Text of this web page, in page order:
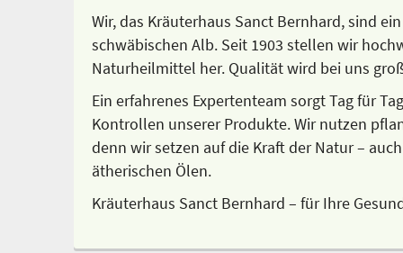
Wir, das Kräuterhaus Sanct Bernhard, sind
schwäbischen Alb. Seit 1903 stellen wir
Naturheilmittel her. Qualität wird bei uns
Ein erfahrenes Expertenteam sorgt Tag für
Kontrollen unserer Produkte. Wir nutzen
denn wir setzen auf die Kraft der Natur –
ätherischen Ölen.
Kräuterhaus Sanct Bernhard – für Ihre